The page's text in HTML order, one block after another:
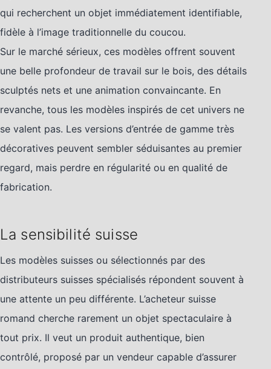
qui recherchent un objet immédiatement identifiable,
fidèle à l’image traditionnelle du coucou.
Sur le marché sérieux, ces modèles offrent souvent
une belle profondeur de travail sur le bois, des détails
sculptés nets et une animation convaincante. En
revanche, tous les modèles inspirés de cet univers ne
se valent pas. Les versions d’entrée de gamme très
décoratives peuvent sembler séduisantes au premier
regard, mais perdre en régularité ou en qualité de
fabrication.
La sensibilité suisse
Les modèles suisses ou sélectionnés par des
distributeurs suisses spécialisés répondent souvent à
une attente un peu différente. L’acheteur suisse
romand cherche rarement un objet spectaculaire à
tout prix. Il veut un produit authentique, bien
contrôlé, proposé par un vendeur capable d’assurer